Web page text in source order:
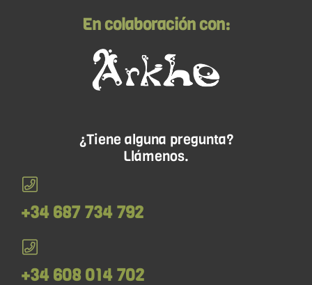
En colaboración con:
¿Tiene alguna pregunta?
Llámenos.
+34 687 734 792
+34 608 014 702